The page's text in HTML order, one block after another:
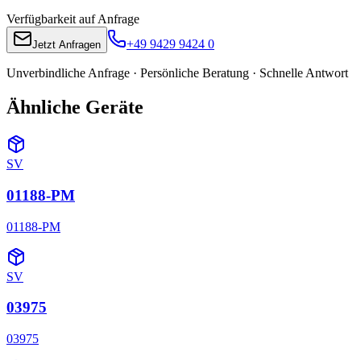
Verfügbarkeit auf Anfrage
Jetzt Anfragen +49 9429 9424 0
Unverbindliche Anfrage · Persönliche Beratung · Schnelle Antwort
Ähnliche Geräte
SV
01188-PM
01188-PM
SV
03975
03975